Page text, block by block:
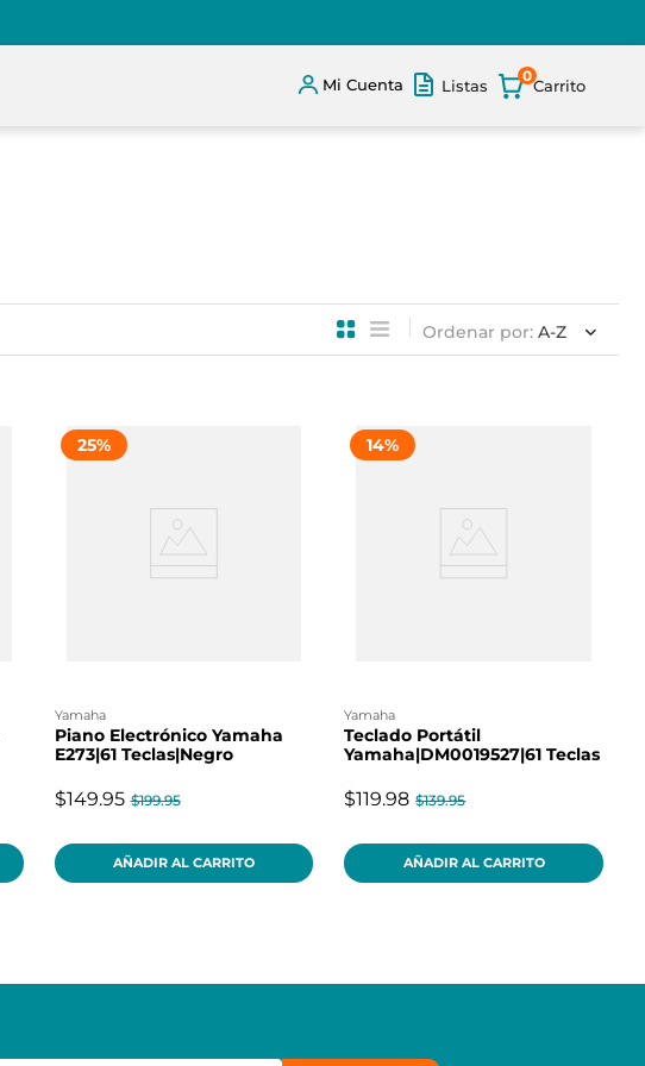
Mi Cuenta Listas
0
Ordenar por A-Z
25%
yamaha
Piano Electrónico Yamaha
E273|61 Teclas|Negro
$149.95 $199.95
AÑADIR AL CARRITO
14%
yamaha
Teclado Portátil
Yamaha|DM0019527|61 Teclas
$119.98 $139.95
AÑADIR AL CARRITO